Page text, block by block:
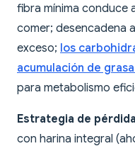
fibra mínima conduce
comer; desencadena
exceso; los
acumulación de
para metabolismo
Estrategia de
con harina integral